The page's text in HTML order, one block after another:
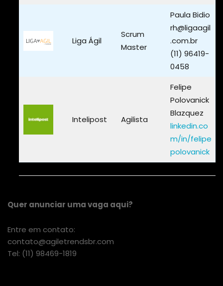
Liga Ágil
Scrum
Master
Paula Bidio
rh@ligaagil
.com.br
(11) 96419-
0458
Intelipost Agilista
Felipe
Polovanick
Blazquez
linkedin.co
m/in/felipe
polovanick
Quer anunciar uma vaga aqui?
Entre em contato:
contato@agiletrendsbr.com
Tel: (11) 98469-1819